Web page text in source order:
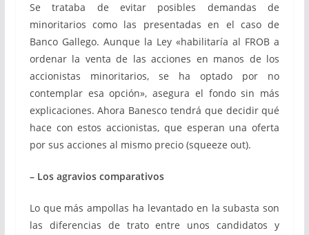
Se trataba de evitar posibles demandas de
minoritarios como las presentadas en el caso de
Banco Gallego. Aunque la Ley «habilitaría al FROB a
ordenar la venta de las acciones en manos de los
accionistas minoritarios, se ha optado por no
contemplar esa opción», asegura el fondo sin más
explicaciones. Ahora Banesco tendrá que decidir qué
hace con estos accionistas, que esperan una oferta
por sus acciones al mismo precio (squeeze out).
– Los agravios comparativos
Lo que más ampollas ha levantado en la subasta son
las diferencias de trato entre unos candidatos y